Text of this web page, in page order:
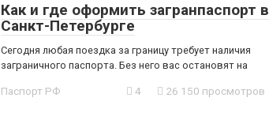
Как и где оформить загранпаспорт в
Санкт-Петербурге
Сегодня любая поездка за границу требует наличия
заграничного паспорта. Без него вас остановят на
Паспорт РФ 4 26 150 просмотров